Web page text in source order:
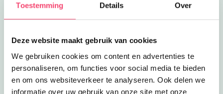
Toestemming Details Over
Deze website maakt gebruik van cookies
We gebruiken cookies om content en advertenties te
personaliseren, om functies voor social media te bieden
en om ons websiteverkeer te analyseren. Ook delen we
informatie over uw gebruik van onze site met onze
Uitgelicht